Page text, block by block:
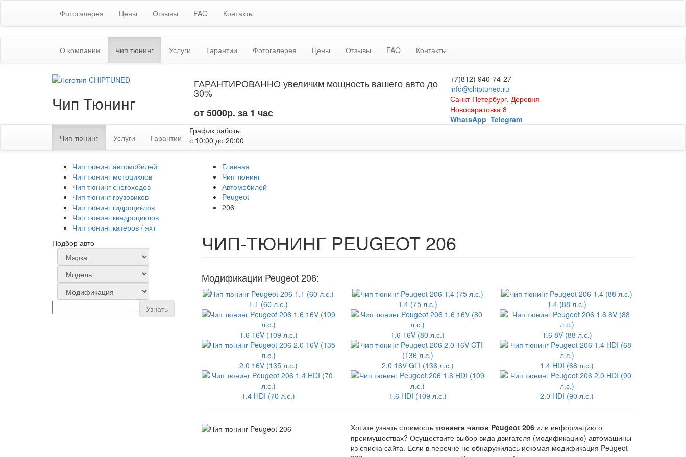
Фотогалерея Цены Отзывы FAQ Контакты
О компании Чип тюнинг(текущая)
Услуги Гарантии Фотогалерея Цены Отзывы FAQ Контакты
Чип Тюнинг
ГАРАНТИРОВАННО увеличим мощность вашего авто до
30%
от 5000р. за 1 час
+7(812) 940-74-27
info@chiptuned.ru
Санкт-Петербург, Деревня
Новосаратовка 8
WhatsApp Telegram
Чип тюнинг(текущая)
Услуги Гарантии
График работы
с 10:00 до 20:00
Чип тюнинг автомобилей
Чип тюнинг мотоциклов
Чип тюнинг снегоходов
Чип тюнинг грузовиков
Чип тюнинг гидроциклов
Чип тюнинг квадроциклов
Чип тюнинг катеров / яхт
Подбор авто
Узнать
Главная
Чип тюнинг
Автомобилей
Peugeot
206
ЧИП-ТЮНИНГ PEUGEOT 206
Модификации Peugeot 206:
1.1 (60 л.с.) 1.4 (75 л.с.) 1.4 (88 л.с.)
1.6 16V (109 л.с.) 1.6 16V (80 л.с.) 1.6 8V (88 л.с.)
2.0 16V (135 л.с.) 2.0 16V GTI (136 л.с.) 1.4 HDI (68 л.с.)
1.4 HDI (70 л.с.) 1.6 HDI (109 л.с.) 2.0 HDI (90 л.с.)
Хотите узнать стоимость тюнинга чипов Peugeot 206или информацию о
преимуществах? Осуществите выбор вида двигателя (модификацию) автомашины
из списка сайта. Если в перечне не обнаружилась искомая модификация Peugeot